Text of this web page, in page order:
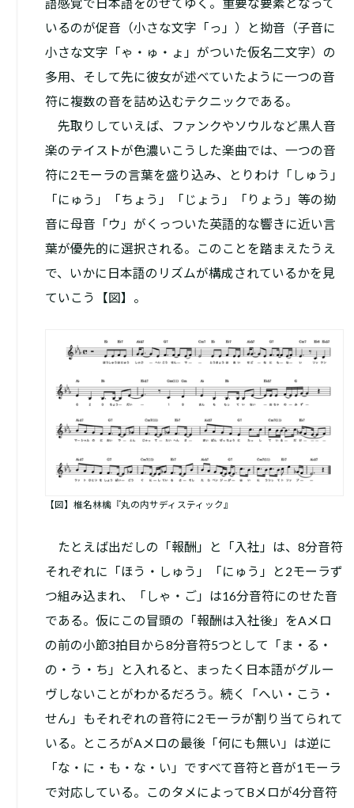
いるのが促音（小さな文字「っ」）と拗音（子音に
小さな文字「ゃ・ゅ・ょ」がついた仮名二文字）の
多用、そして先に彼女が述べていたように一つの音
符に複数の音を詰め込むテクニックである。
先取りしていえば、ファンクやソウルなど黒人音
楽のテイストが色濃いこうした楽曲では、一つの音
符に2モーラの言葉を盛り込み、とりわけ「しゅう」
「にゅう」「ちょう」「じょう」「りょう」等の拗
音に母音「ウ」がくっついた英語的な響きに近い言
葉が優先的に選択される。このことを踏まえたうえ
で、いかに日本語のリズムが構成されているかを見
ていこう【図】。
【図】椎名林檎『丸の内サディスティック』
たとえば出だしの「報酬」と「入社」は、8分音符
それぞれに「ほう・しゅう」「にゅう」と2モーラず
つ組み込まれ、「しゃ・ご」は16分音符にのせた音
である。仮にこの冒頭の「報酬は入社後」をAメロ
の前の小節3拍目から8分音符5つとして「ま・る・
の・う・ち」と入れると、まったく日本語がグルー
ヴしないことがわかるだろう。続く「へい・こう・
せん」もそれぞれの音符に2モーラが割り当てられて
いる。ところがAメロの最後「何にも無い」は逆に
「な・に・も・な・い」ですべて音符と音が1モーラ
で対応している。このタメによってBメロが4分音符